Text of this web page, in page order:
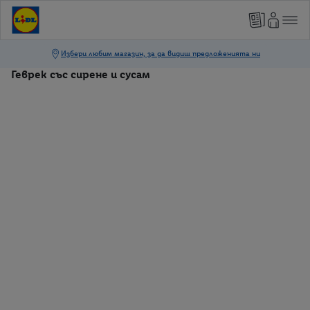
Геврек със сирене и сусам